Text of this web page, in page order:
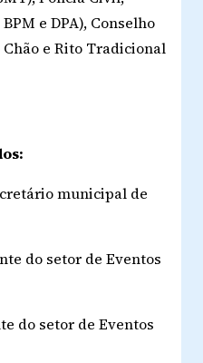
e DPA), Conselho
e Rito Tradicional
municipal de
do setor de Eventos
do setor de Eventos